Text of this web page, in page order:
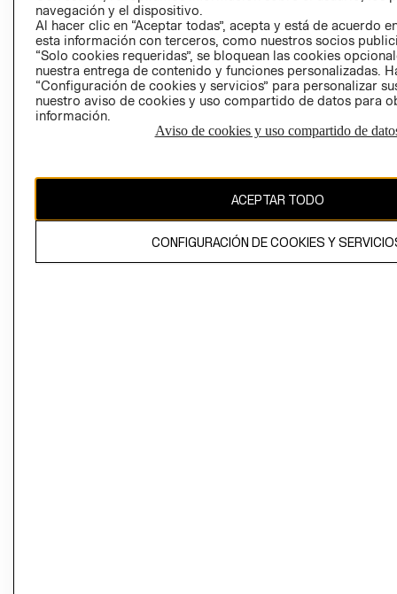
El contenido de esta página web está protegido por copyright y es
navegación y el dispositivo.
Al hacer clic en “Aceptar todas”, acepta y está de acuerdo
esta información con terceros, como nuestros socios
“Solo cookies requeridas”, se bloquean las cookies
nuestra entrega de contenido y funciones personalizadas.
“Configuración de cookies y servicios” para personalizar
nuestro aviso de cookies y uso compartido de datos para
información.
Aviso de cookies y uso compartido de
ACEPTAR TODO
CONFIGURACIÓN DE COOKIES Y